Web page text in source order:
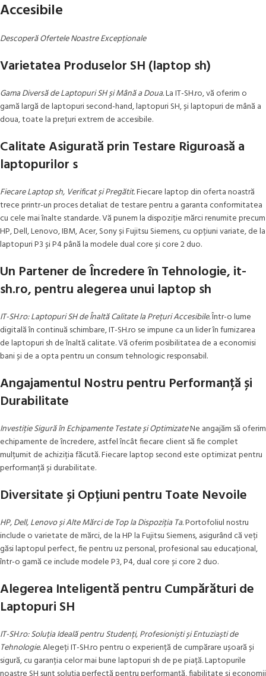
Accesibile
Descoperă Ofertele Noastre Excepționale
Varietatea Produselor SH (laptop sh)
Gama Diversă de Laptopuri SH și Mână a Doua.La IT-SH.ro, vă oferim o
gamă largă de laptopuri second-hand, laptopuri SH, și laptopuri de mână a
doua, toate la prețuri extrem de accesibile.
Calitate Asigurată prin Testare Riguroasă a
laptopurilor s
Fiecare Laptop sh, Verificat și Pregătit.Fiecare laptop din oferta noastră
trece printr-un proces detaliat de testare pentru a garanta conformitatea
cu cele mai înalte standarde. Vă punem la dispoziție mărci renumite precum
HP, Dell, Lenovo, IBM, Acer, Sony și Fujitsu Siemens, cu opțiuni variate, de la
laptopuri P3 și P4 până la modele dual core și core 2 duo.
Un Partener de Încredere în Tehnologie, it-
sh.ro, pentru alegerea unui laptop sh
IT-SH.ro: Laptopuri SH de Înaltă Calitate la Prețuri Accesibile.Într-o lume
digitală în continuă schimbare, IT-SH.ro se impune ca un lider în furnizarea
de laptopuri sh de înaltă calitate. Vă oferim posibilitatea de a economisi
bani și de a opta pentru un consum tehnologic responsabil.
Angajamentul Nostru pentru Performanță și
Durabilitate
Investiție Sigură în Echipamente Testate și OptimizateNe angajăm să oferim
echipamente de încredere, astfel încât fiecare client să fie complet
mulțumit de achiziția făcută. Fiecare laptop second este optimizat pentru
performanță și durabilitate.
Diversitate și Opțiuni pentru Toate Nevoile
HP, Dell, Lenovo și Alte Mărci de Top la Dispoziția Ta.Portofoliul nostru
include o varietate de mărci, de la HP la Fujitsu Siemens, asigurând că veți
găsi laptopul perfect, fie pentru uz personal, profesional sau educațional,
într-o gamă ce include modele P3, P4, dual core și core 2 duo.
Alegerea Inteligentă pentru Cumpărături de
Laptopuri SH
IT-SH.ro: Soluția Ideală pentru Studenți, Profesioniști și Entuziaști de
Tehnologie.Alegeți IT-SH.ro pentru o experiență de cumpărare ușoară și
sigură, cu garanția celor mai bune laptopuri sh de pe piață. Laptopurile